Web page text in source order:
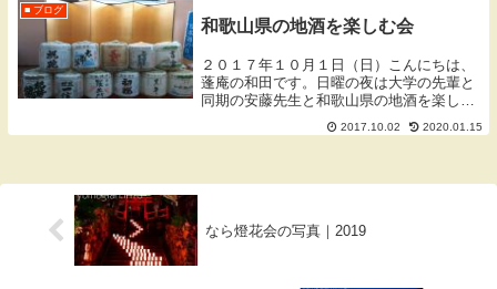
■ ブログ
和歌山県の地酒を楽しむ会
２０１７年１０月１日（日）こんにちは、
蓬庵の和田です。日曜の夜は大学の先輩と
同期の安藤先生と和歌山県の地酒を楽しむ
会へ行ってきました。先輩と安藤先生と
は、よく大学の帰りに和歌山駅の近くでお
2017.10.02 2020.01.15
なら燈花会の写真｜2019